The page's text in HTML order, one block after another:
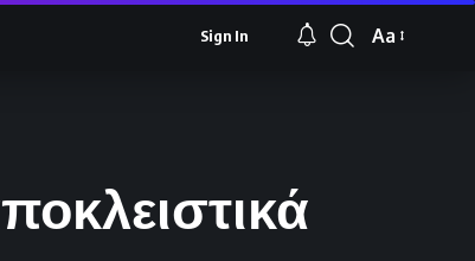
Sign In
Font
Aa